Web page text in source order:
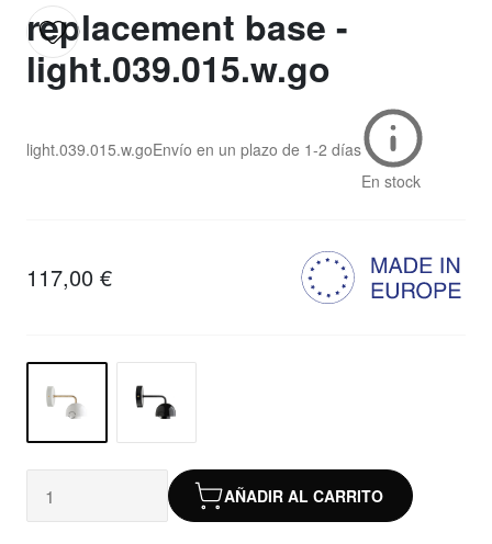
replacement base -
light.039.015.w.go
light.039.015.w.goEnvío en un plazo de 1-2 días
En stock
117,00 €
AÑADIR AL CARRITO